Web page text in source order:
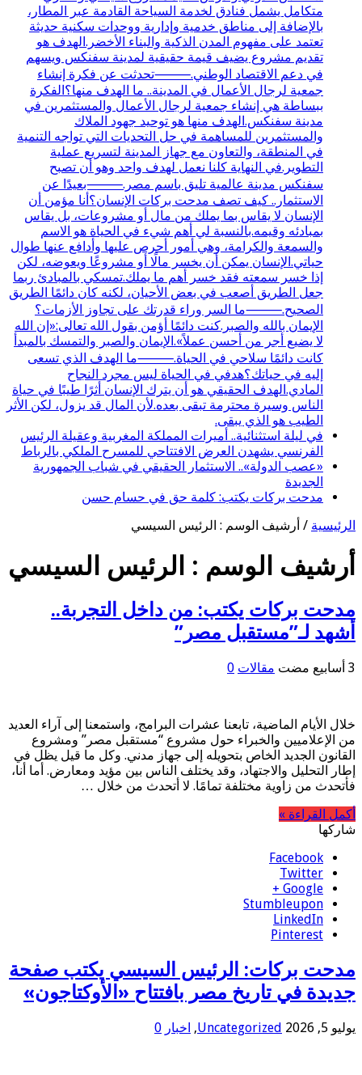
متكامل يشمل فنادق لخدمة السياحة القادمة عبر المطار،
بالإضافة إلى مناطق خدمية وإدارية ووحدات سكنية حديثة
تعتمد على مفهوم المدن الذكية والبناء الأخضر.الهدف هو
تقديم مشروع يضيف قيمة حقيقية لمدينة سفنكس ويسهم
في دعم الاقتصاد الوطني.⸻تحدثت عن فكرة إنشاء
جمعية لرجال الأعمال في المدينة.. ما الهدف منها؟الفكرة
ببساطة هي إنشاء جمعية لرجال الأعمال والمستثمرين في
مدينة سفنكس.الهدف منها هو توحيد جهود الملاك
والمستثمرين للمساهمة في حل التحديات التي تواجه التنمية
في المنطقة، والتعاون مع جهاز المدينة لتسريع عملية
التطوير.في النهاية كلنا نعمل لهدف واحد وهو أن تصبح
سفنكس مدينة عالمية تليق باسم مصر.⸻بعيدًا عن
الاستثمار.. كيف تصف مدحت بركات الإنسان؟أنا مؤمن أن
الإنسان لا يقاس بما يملك من مال أو مشروعات، بل يقاس
بمبادئه وقيمه.بالنسبة لي أهم شيء في الحياة هو الاسم
والسمعة والكرامة، وهي أمور أحرص عليها وأدافع عنها طوال
حياتي.الإنسان يمكن أن يخسر مالًا أو مشروعًا ويعوضه، لكن
إذا خسر سمعته فقد خسر أهم ما يملك.تمسكي بالمبادئ ربما
جعل الطريق أصعب في بعض الأحيان، لكنه كان دائمًا الطريق
الصحيح.⸻ما السر وراء قدرتك على تجاوز الأزمات؟
الإيمان بالله والصبر.كنت دائمًا أؤمن بقول الله تعالى:«إن الله
لا يضيع أجر من أحسن عملاً».الإيمان والصبر والتمسك بالمبدأ
كانت دائمًا سلاحي في الحياة.⸻ما الهدف الذي تسعى
إليه في حياتك؟هدفي في الحياة ليس مجرد النجاح
المادي.الهدف الحقيقي هو أن يترك الإنسان أثرًا طيبًا في حياة
الناس وسيرة محترمة تبقى بعده.لأن المال قد يزول، لكن الأثر
الطيب هو الذي يبقى.
في ليلة استثنائية.. أميرات المملكة المغربية وعقيلة الرئيس
الفرنسي يشهدن العرض الافتتاحي للمسرح الملكي بالرباط
«عصب الدولة».. الاستثمار الحقيقي في شباب الجمهورية
الجديدة
مدحت بركات يكتب: كلمة حق في حسام حسن
الرئيسية / أرشيف الوسم : الرئيس السيسي
أرشيف الوسم : الرئيس السيسي
مدحت بركات يكتب: من داخل التجربة..
أشهد لـ”مستقبل مصر”
مقالات 0
خلال الأيام الماضية، تابعنا عشرات البرامج، واستمعنا إلى آراء العديد
من الإعلاميين والخبراء حول مشروع “مستقبل مصر” ومشروع
القانون الجديد الخاص بتحويله إلى جهاز مدني. وكل ما قيل يظل في
إطار التحليل والاجتهاد، وقد يختلف الناس بين مؤيد ومعارض. أما أنا،
فأتحدث من زاوية مختلفة تمامًا. لا أتحدث من خلال …
أكمل القراءة »
شاركها
Facebook
Twitter
Google +
Stumbleupon
LinkedIn
Pinterest
مدحت بركات: الرئيس السيسي يكتب صفحة
جديدة في تاريخ مصر بافتتاح «الأوكتاجون»
يوليو 5, 2026 Uncategorized
, اخبار 0